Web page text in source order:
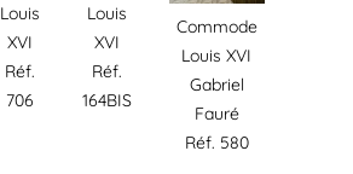
Louis
XVI
Réf.
706
Louis
XVI
Réf.
164BIS
Commode
Louis XVI
Gabriel
Fauré
Réf. 580